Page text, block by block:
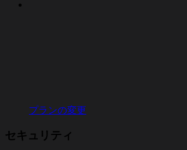
プランの変更
セキュリティ